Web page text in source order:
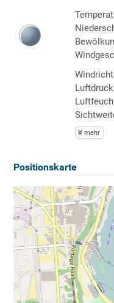
mehr
Positionskarte